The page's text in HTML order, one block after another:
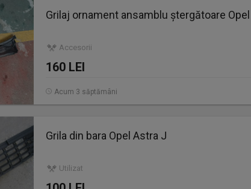
Grilaj ornament ansamblu ștergătoare
Accesorii
160 LEI
Acum 3 săptămâni
Grila din bara Opel Astra J
Utilizat